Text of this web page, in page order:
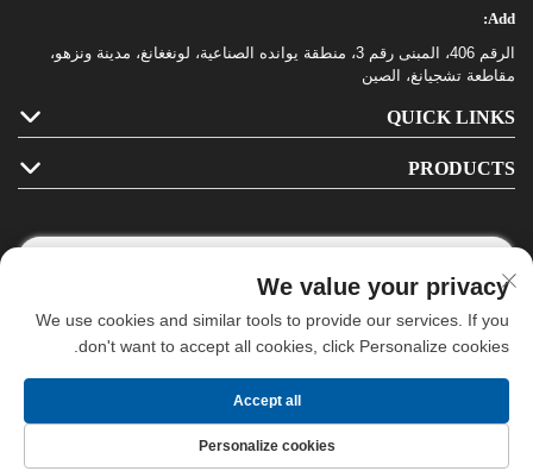
Add:
الرقم 406، المبنى رقم 3، منطقة يوانده الصناعية، لونغغانغ، مدينة ونزهو،
مقاطعة تشجيانغ، الصين
QUICK LINKS
PRODUCTS
Follow Us
الحقوق محفوظة. -
-Blog
We value your privacy
We use cookies and similar tools to provide our services. If you
don't want to accept all cookies, click Personalize cookies.
Personalize cookies
Accept all